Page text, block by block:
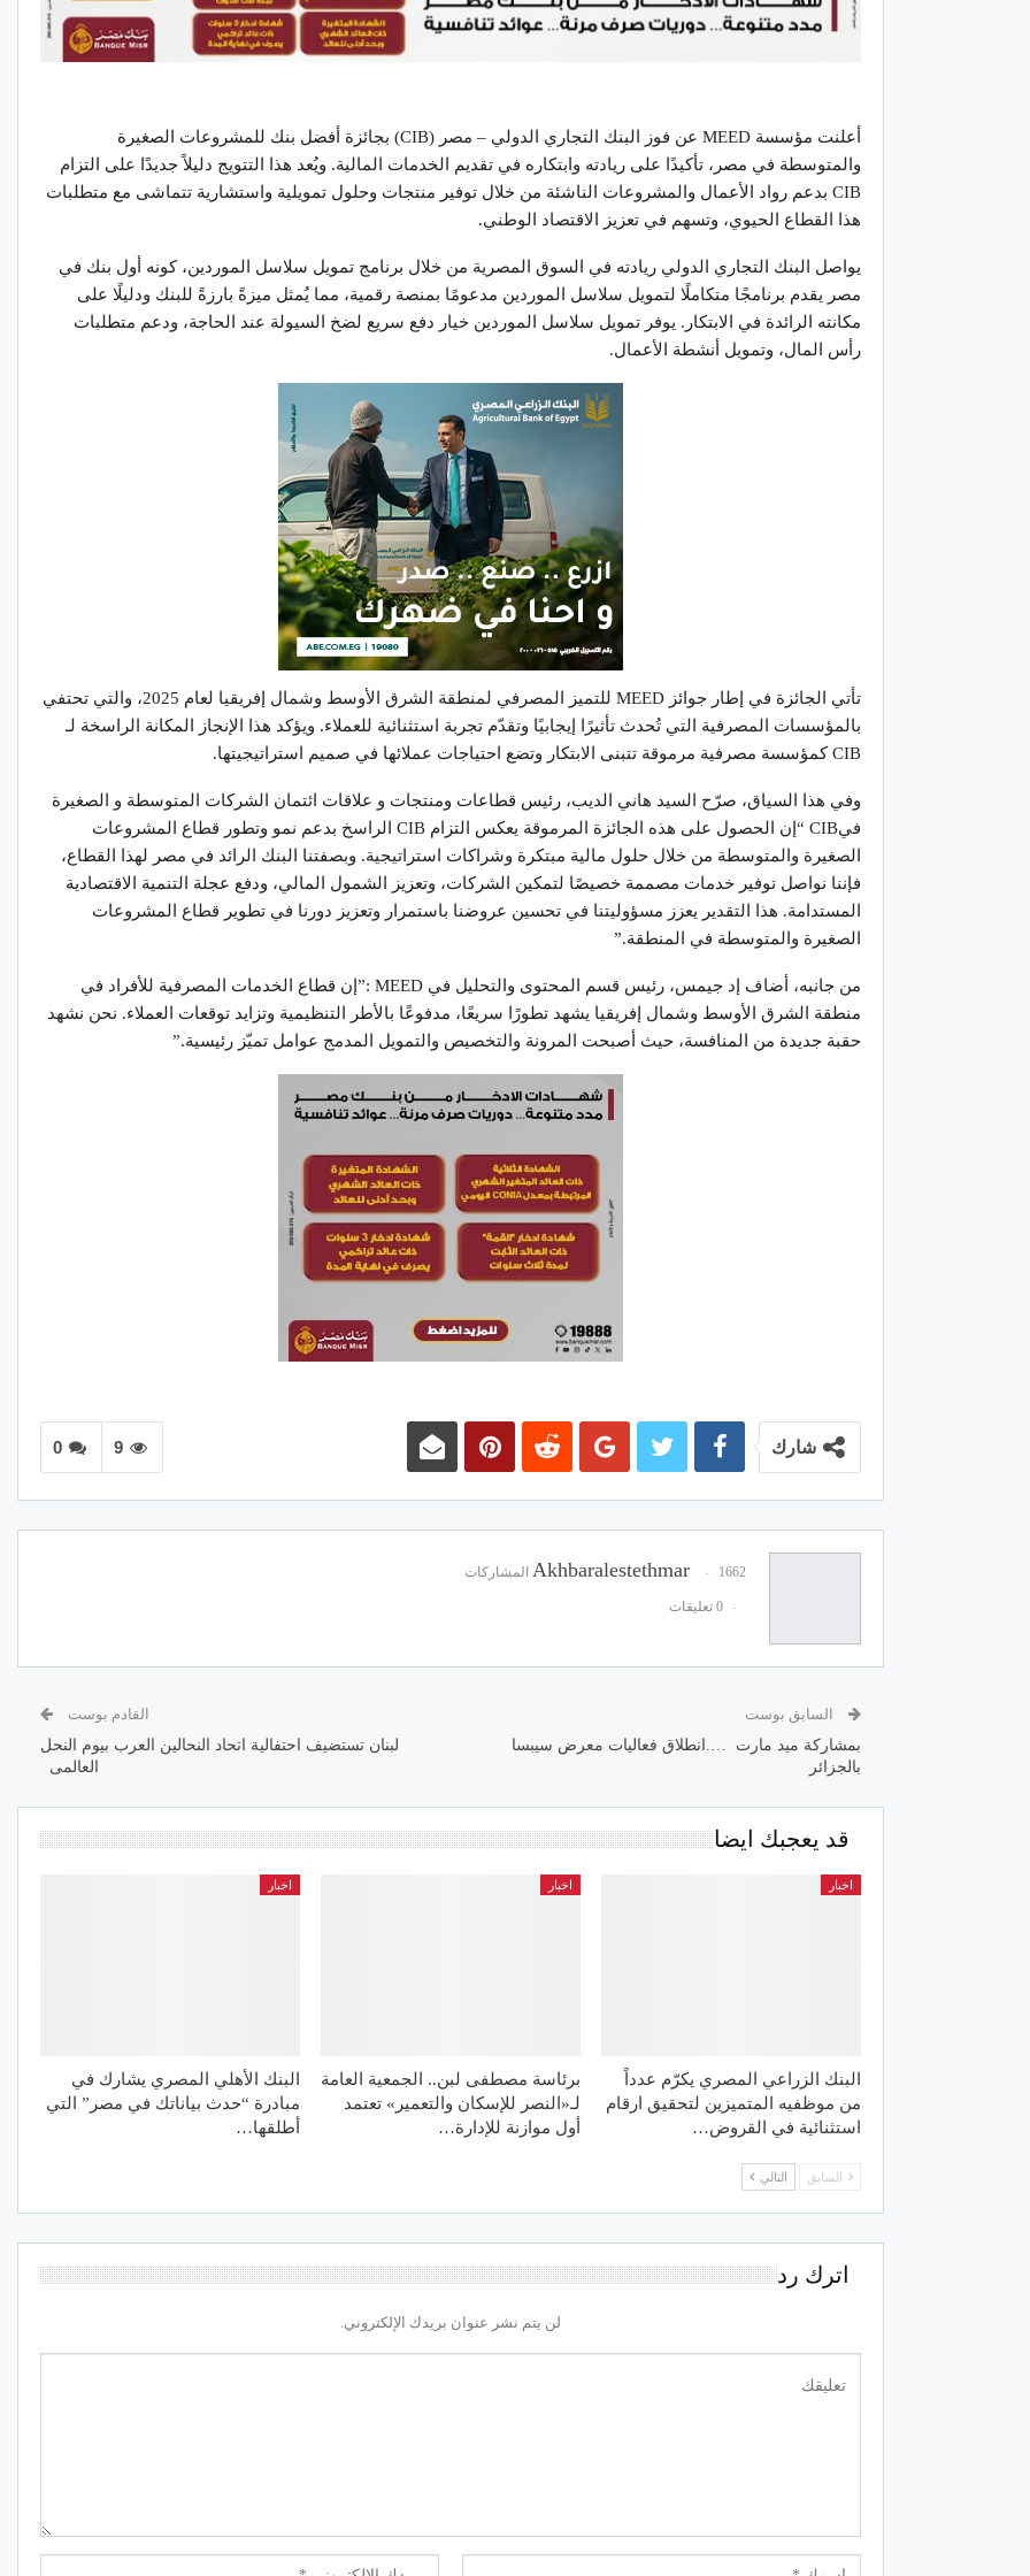
أعلنت مؤسسة MEED عن فوز البنك التجاري الدولي – مصر (CIB) بجائزة أفضل بنك للمشروعات الصغيرة
والمتوسطة في مصر، تأكيدًا على ريادته وابتكاره في تقديم الخدمات المالية. ويُعد هذا التتويج دليلاً جديدًا على التزام
CIB بدعم رواد الأعمال والمشروعات الناشئة من خلال توفير منتجات وحلول تمويلية واستشارية تتماشى مع متطلبات
هذا القطاع الحيوي، وتسهم في تعزيز الاقتصاد الوطني.
يواصل البنك التجاري الدولي ريادته في السوق المصرية من خلال برنامج تمويل سلاسل الموردين، كونه أول بنك في
مصر يقدم برنامجًا متكاملًا لتمويل سلاسل الموردين مدعومًا بمنصة رقمية، مما يُمثل ميزةً بارزةً للبنك ودليلًا على
مكانته الرائدة في الابتكار. يوفر تمويل سلاسل الموردين خيار دفع سريع لضخ السيولة عند الحاجة، ودعم متطلبات
رأس المال، وتمويل أنشطة الأعمال.
تأتي الجائزة في إطار جوائز MEED للتميز المصرفي لمنطقة الشرق الأوسط وشمال إفريقيا لعام 2025، والتي تحتفي
بالمؤسسات المصرفية التي تُحدث تأثيرًا إيجابيًا وتقدّم تجربة استثنائية للعملاء. ويؤكد هذا الإنجاز المكانة الراسخة لـ
CIB كمؤسسة مصرفية مرموقة تتبنى الابتكار وتضع احتياجات عملائها في صميم استراتيجيتها.
وفي هذا السياق، صرّح السيد هاني الديب، رئيس قطاعات ومنتجات و علاقات ائتمان الشركات المتوسطة و الصغيرة
فيCIB “إن الحصول على هذه الجائزة المرموقة يعكس التزام CIB الراسخ بدعم نمو وتطور قطاع المشروعات
الصغيرة والمتوسطة من خلال حلول مالية مبتكرة وشراكات استراتيجية. وبصفتنا البنك الرائد في مصر لهذا القطاع،
فإننا نواصل توفير خدمات مصممة خصيصًا لتمكين الشركات، وتعزيز الشمول المالي، ودفع عجلة التنمية الاقتصادية
المستدامة. هذا التقدير يعزز مسؤوليتنا في تحسين عروضنا باستمرار وتعزيز دورنا في تطوير قطاع المشروعات
الصغيرة والمتوسطة في المنطقة.”
من جانبه، أضاف إد جيمس، رئيس قسم المحتوى والتحليل في MEED :”إن قطاع الخدمات المصرفية للأفراد في
منطقة الشرق الأوسط وشمال إفريقيا يشهد تطورًا سريعًا، مدفوعًا بالأطر التنظيمية وتزايد توقعات العملاء. نحن نشهد
حقبة جديدة من المنافسة، حيث أصبحت المرونة والتخصيص والتمويل المدمج عوامل تميّز رئيسية.”
0 9 شارك
Akhbaralestethmar 1662 المشاركات
0 تعليقات
السابق بوست
بمشاركة ميد مارت ….انطلاق فعاليات معرض سيبسا
بالجزائر
القادم بوست
لبنان تستضيف احتفالية اتحاد النحالين العرب بيوم النحل
العالمى
قد يعجبك ايضا
اخبار
البنك الزراعي المصري يكرّم عدداً
من موظفيه المتميزين لتحقيق ارقام
استثنائية في القروض…
اخبار
برئاسة مصطفى لبن.. الجمعية العامة
لـ«النصر للإسكان والتعمير» تعتمد
أول موازنة للإدارة…
اخبار
البنك الأهلي المصري يشارك في
مبادرة “حدث بياناتك في مصر” التي
أطلقها…
السابق التالي
اترك رد
لن يتم نشر عنوان بريدك الإلكتروني.